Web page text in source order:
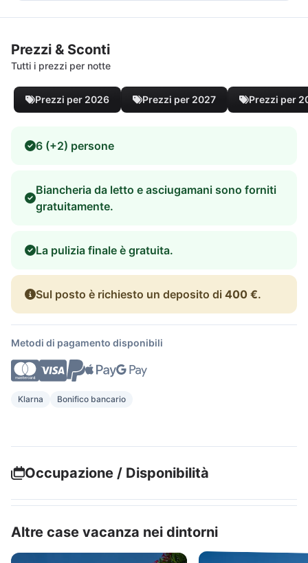
Prezzi & Sconti
Tutti i prezzi per notte
Prezzi per 2026 Prezzi per 2027 Prezzi per
6 (+2) persone
Biancheria da letto e asciugamani sono forniti
gratuitamente.
La pulizia finale è gratuita.
Sul posto è richiesto un deposito di 400 €.
Metodi di pagamento disponibili
Klarna Bonifico bancario
Occupazione / Disponibilità
Altre case vacanza nei dintorni